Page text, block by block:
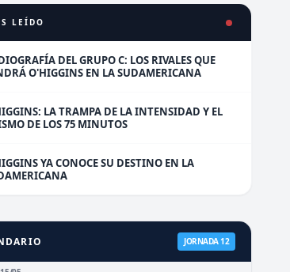
LEÍDO
DEL GRUPO C: LOS RIVALES QUE
O'HIGGINS EN LA SUDAMERICANA
LA TRAMPA DE LA INTENSIDAD Y EL
DE LOS 75 MINUTOS
YA CONOCE SU DESTINO EN LA
JORNADA 12